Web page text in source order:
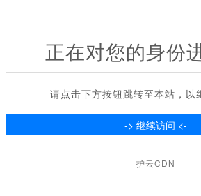
正在对您的身份
请点击下方按钮跳转至本站，以
护云CDN